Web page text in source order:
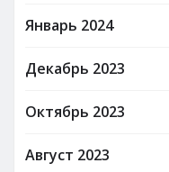
Январь 2024
Декабрь 2023
Октябрь 2023
Август 2023